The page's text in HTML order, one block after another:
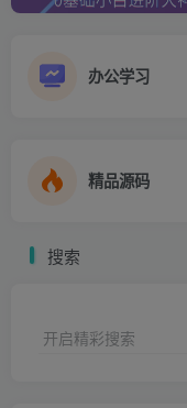
办公学习
精品源码
搜索
开启精彩搜索